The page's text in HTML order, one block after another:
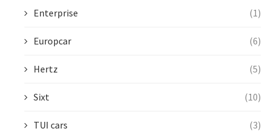
Enterprise (1)
Europcar (6)
Hertz (5)
Sixt (10)
TUI cars (3)